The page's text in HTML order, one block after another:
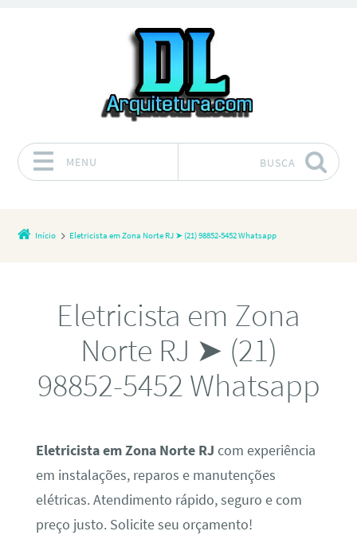
MENU BUSCA
Início Eletricista em Zona Norte RJ ➤ (21) 98852-5452 Whatsapp
Eletricista em Zona
Norte RJ ➤ (21)
98852-5452 Whatsapp
Eletricista em Zona Norte RJ com experiência
em instalações, reparos e manutenções
elétricas. Atendimento rápido, seguro e com
preço justo. Solicite seu orçamento!